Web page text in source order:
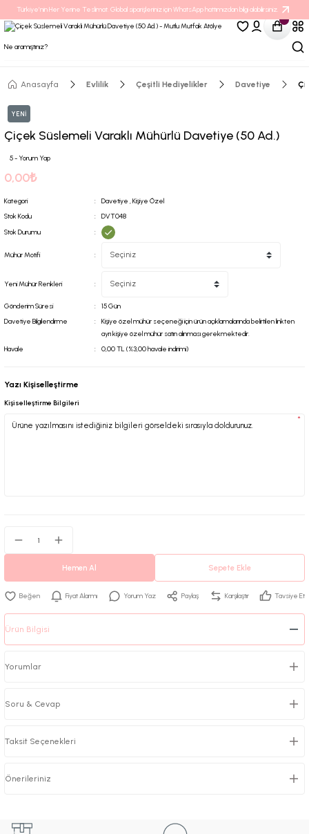
Türkiye’nin Her Yerine Teslimat. Global siparişleriniz için WhatsApp hattımızdan bilgi alabilirsiniz.
Anasayfa Evlilik Çeşitli Hediyelikler Davetiye
YENİ
Çiçek Süslemeli Varaklı Mühürlü Davetiye (50 Ad.)
5 - Yorum Yap
0,00₺
Kategori Davetiye ,Kişiye Özel
Stok Kodu
DVT048
Stok Durumu
Mühür Motifi
Yeni Mühür Renkleri
Gönderim Süresi
15 Gün
Davetiye Bilgilendirme
Kişiye özel mühür seçeneği için ürün açıklamalarında belirtilen linkten
ayrı kişiye özel mühür satın alınması gerekmektedir.
Havale
0,00 TL (%3,00 havale indirimi)
Yazı Kişiselleştirme
Kişiselleştirme Bilgileri
*
Hemen Al Sepete Ekle
Fiyat Alarmı Yorum Yaz Paylaş Karşılaştır Tavsiye Et
Ürün Bilgisi
Yorumlar
Soru & Cevap
Taksit Seçenekleri
Önerileriniz